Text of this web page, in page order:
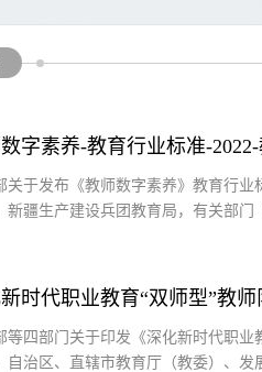
字素养-教育行业标准-
关于发布《教师数字素养》教育行
新疆生产建设兵团教育局，有关部
时代职业教育“双师型”教
等四部门关于印发《深化新时代职
自治区、直辖市教育厅（教委）、